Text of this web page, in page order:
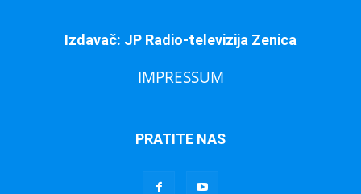
Izdavač: JP Radio-televizija Zenica
IMPRESSUM
PRATITE NAS